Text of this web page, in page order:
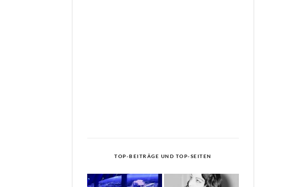
TOP-BEITRÄGE UND TOP-SEITEN